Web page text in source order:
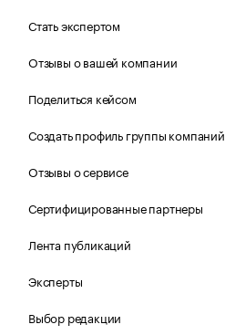
Стать экспертом
Отзывы о вашей компании
Поделиться кейсом
Создать профиль группы компаний
Отзывы о сервисе
Сертифицированные партнеры
Лента публикаций
Эксперты
Выбор редакции